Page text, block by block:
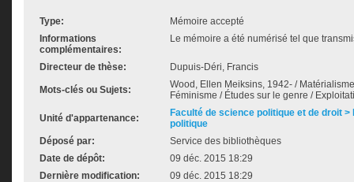
Type:
Mémoire accepté
Informations
complémentaires:
Le mémoire a été numérisé tel que
Directeur de thèse: Dupuis-Déri, Francis
Mots-clés ou Sujets:
Wood, Ellen Meiksins, 1942- /
Féminisme / Études sur le genre /
Unité d'appartenance:
Faculté de science politique et de droit
politique
Déposé par:
Service des bibliothèques
Date de dépôt:
09 déc. 2015 18:29
Dernière modification:
09 déc. 2015 18:29